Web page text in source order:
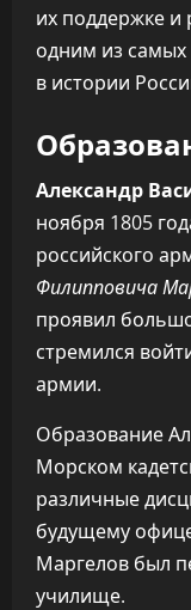
их поддержке и
одним из
в истории
Александр
ноября 1805
российского
Филипповича
проявил
стремился
армии.
Образование
Морском
различные
будущему
Маргелов был
училище.